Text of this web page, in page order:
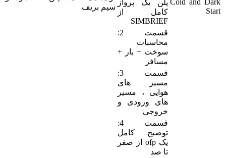
Start
پلن یک پرواز
کامل از
SIMBRIEF
سیم بریف
قسمت 2:
محاسبات
سوخت + بار +
مسافر
قسمت 3:
مسیر های
هوایی ، مسیر
های ورودی و
خروجی
قسمت 4:
توضیح کامل
یک ofp از صفر
تا صد